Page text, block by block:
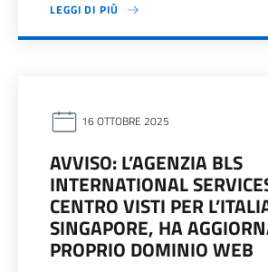
LEGGI DI PIÙ
16 OTTOBRE 2025
AVVISO: L’AGENZIA BLS
INTERNATIONAL
CENTRO VISTI PER
SINGAPORE, HA
PROPRIO DOMINIO WEB